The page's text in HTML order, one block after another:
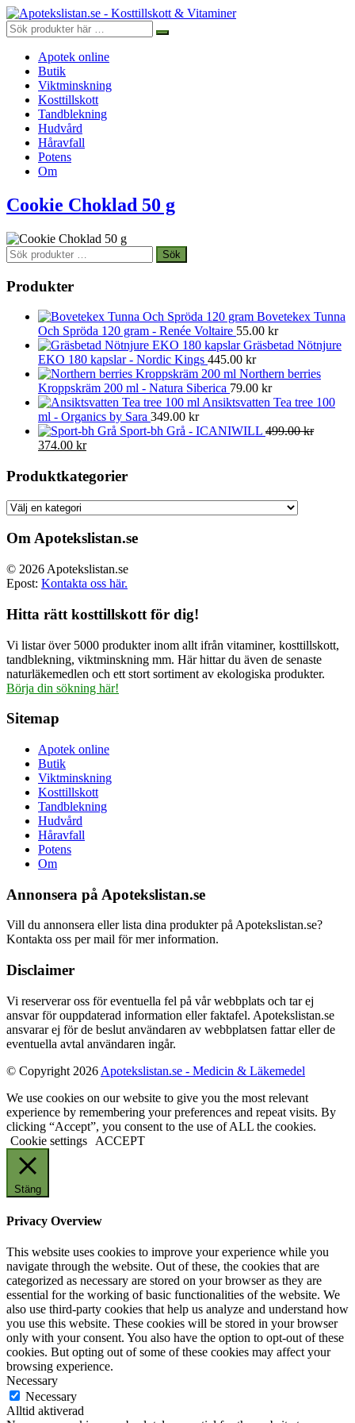
Apotek online
Butik
Viktminskning
Kosttillskott
Tandblekning
Hudvård
Håravfall
Potens
Om
Cookie Choklad 50 g
Sök
efter:
Sök
Produkter
Bovetekex Tunna
Och Spröda 120 gram - Renée Voltaire 55.00 kr
Gräsbetad Nötnjure
EKO 180 kapslar - Nordic Kings 445.00 kr
Northern berries
Kroppskräm 200 ml - Natura Siberica 79.00 kr
Ansiktsvatten Tea tree 100
ml - Organics by Sara 349.00 kr
Sport-bh Grå - ICANIWILL 499.00kr
Det
priset
499.00 kr.
374.00 krDet
priset
är:
374.00 kr.
Produktkategorier
Om Apotekslistan.se
© 2026 Apotekslistan.se
Epost: Kontakta oss här.
Hitta rätt kosttillskott för dig!
Vi listar över 5000 produkter inom allt ifrån vitaminer, kosttillskott,
tandblekning, viktminskning mm. Här hittar du även de senaste
naturläkemedlen och ett stort sortiment av ekologiska produkter.
Börja din sökning här!
Sitemap
Apotek online
Butik
Viktminskning
Kosttillskott
Tandblekning
Hudvård
Håravfall
Potens
Om
Annonsera på Apotekslistan.se
Vill du annonsera eller lista dina produkter på Apotekslistan.se?
Kontakta oss per mail för mer information.
Disclaimer
Vi reserverar oss för eventuella fel på vår webbplats och tar ej
ansvar för ouppdaterad information eller faktafel. Apotekslistan.se
ansvarar ej för de beslut användaren av webbplatsen fattar eller de
eventuella avtal användaren ingår.
© Copyright 2026 Apotekslistan.se - Medicin & Läkemedel
We use cookies on our website to give you the most relevant
experience by remembering your preferences and repeat visits. By
clicking “Accept”, you consent to the use of ALL the cookies.
Cookie settings
ACCEPT
Stäng
Privacy Overview
This website uses cookies to improve your experience while you
navigate through the website. Out of these, the cookies that are
categorized as necessary are stored on your browser as they are
essential for the working of basic functionalities of the website. We
also use third-party cookies that help us analyze and understand how
you use this website. These cookies will be stored in your browser
only with your consent. You also have the option to opt-out of these
cookies. But opting out of some of these cookies may affect your
browsing experience.
Necessary
Necessary
Alltid aktiverad